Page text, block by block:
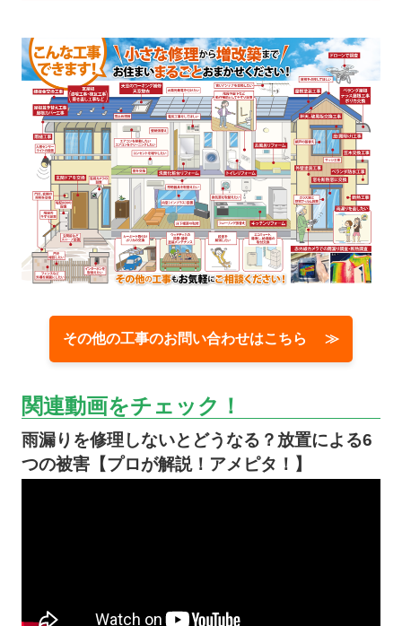
その他の工事のお問い合わせはこちら ≫
関連動画をチェック！
雨漏りを修理しないとどうなる？放置による6
つの被害【プロが解説！アメピタ！】